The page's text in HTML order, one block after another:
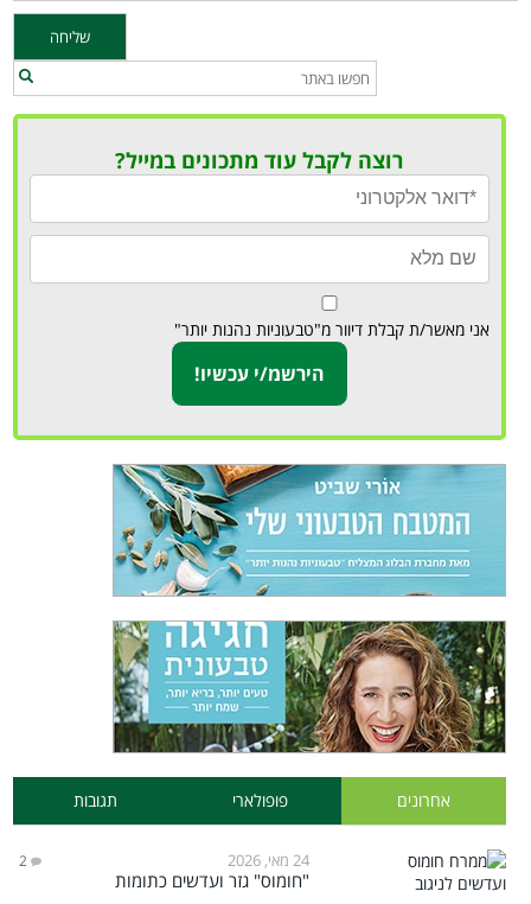
רוצה לקבל עוד מתכונים במייל?
אני מאשר/ת קבלת דיוור מ"טבעוניות נהנות יותר"
אחרונים פופולארי תגובות
24 מאי, 2026 2
"חומוס" גזר ועדשים כתומות